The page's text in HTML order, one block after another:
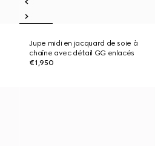
Jupe midi en jacquard de soie à
chaîne avec détail GG enlacés
€1,950